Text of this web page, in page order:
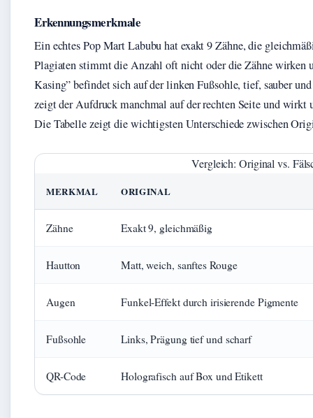
Erkennungsmerkmale
Ein echtes Pop Mart Labubu hat exakt 9 Zähne, die
Plagiaten stimmt die Anzahl oft nicht oder die Zähne wirken
Kasing” befindet sich auf der linken Fußsohle, tief, sauber
zeigt der Aufdruck manchmal auf der rechten Seite und wirkt
Die Tabelle zeigt die wichtigsten Unterschiede zwischen
Vergleich: Original vs.
MERKMAL ORIGINAL
Zähne Exakt 9, gleichmäßig
Hautton Matt, weich, sanftes Rouge
Augen Funkel-Effekt durch irisierende Pigmente
Fußsohle Links, Prägung tief und scharf
QR-Code Holografisch auf Box und Etikett